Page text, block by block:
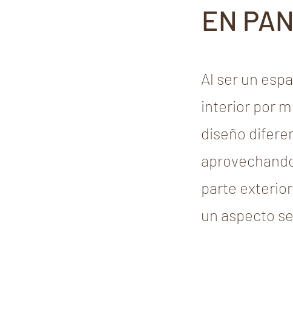
EN
Al ser un
interior por
diseño
parte
un aspecto